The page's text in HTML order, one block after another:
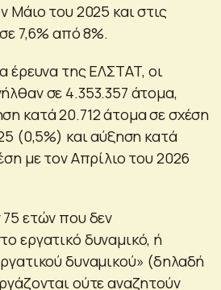
Μάιο του 2025 και στις
7,6% από 8%.
έρευνα της ΕΛΣΤΑΤ, οι
σε 4.353.357 άτομα,
κατά 20.712 άτομα σε σχέση
(0,5%) και αύξηση κατά
με τον Απρίλιο του 2026
ετών που δεν
εργατικό δυναμικό, ή
δυναμικού» (δηλαδή
ούτε αναζητούν